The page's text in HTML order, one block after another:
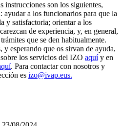
instrucciones son los siguientes,
ayudar a los funcionarios para que la
y satisfactoria; orientar a los
de experiencia, y, en general,
que se den habitualmente.
y esperando que os sirvan de ayuda,
los servicios del IZO aquíy en
. Para contactar con nosotros y
es izo@ivap.eus.